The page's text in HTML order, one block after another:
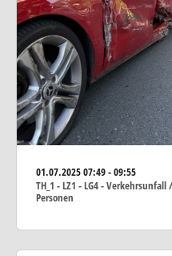
01.07.202507:49 - 09:55
TH_1 - LZ1 - LG4 -
Personen